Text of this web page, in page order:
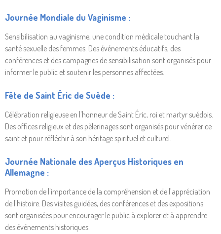
Journée Mondiale du Vaginisme :
Sensibilisation au vaginisme, une condition médicale touchant la
santé sexuelle des femmes. Des événements éducatifs, des
conférences et des campagnes de sensibilisation sont organisés pour
informer le public et soutenir les personnes affectées.
Fête de Saint Éric de Suède :
Célébration religieuse en l'honneur de Saint Éric, roi et martyr suédois.
Des offices religieux et des pèlerinages sont organisés pour vénérer ce
saint et pour réfléchir à son héritage spirituel et culturel.
Journée Nationale des Aperçus Historiques en
Allemagne :
Promotion de l'importance de la compréhension et de l'appréciation
de l'histoire. Des visites guidées, des conférences et des expositions
sont organisées pour encourager le public à explorer et à apprendre
des événements historiques.